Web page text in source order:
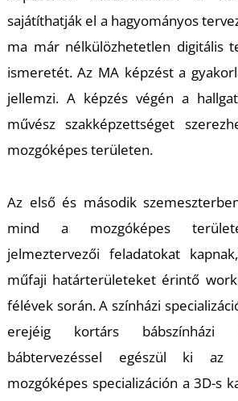
sajátíthatják el a hagyományos
ma már nélkülözhetetlen digitális
ismeretét. Az MA képzést a
jellemzi. A képzés végén a
művész szakképzettséget
mozgóképes területen.
Az első és második
mind a mozgóképes
jelmeztervezői feladatokat
műfaji határterületeket érintő
félévek során. A színházi
erejéig kortárs bábszínházi
bábtervezéssel egészül ki
mozgóképes specializáción a 3D-s